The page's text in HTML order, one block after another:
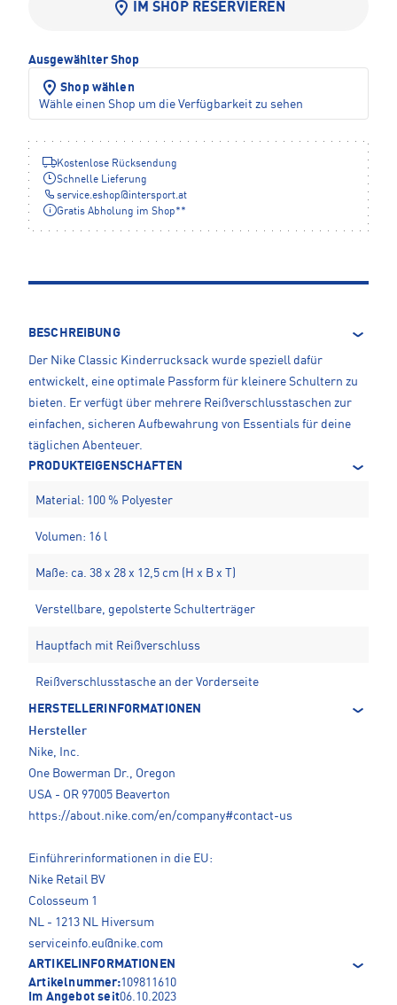
IM SHOP RESERVIEREN
Ausgewählter Shop
Shop wählen
Wähle einen Shop um die Verfügbarkeit zu sehen
Kostenlose Rücksendung
Schnelle Lieferung
service.eshop@ intersport.at
Gratis Abholung im Shop**
BESCHREIBUNG
Der Nike Classic Kinderrucksack wurde speziell dafür
entwickelt, eine optimale Passform für kleinere Schultern zu
bieten. Er verfügt über mehrere Reißverschlusstaschen zur
einfachen, sicheren Aufbewahrung von Essentials für deine
täglichen Abenteuer.
PRODUKTEIGENSCHAFTEN
Material: 100 % Polyester
Volumen: 16 l
Maße: ca. 38 x 28 x 12,5 cm (H x B x T)
Verstellbare, gepolsterte Schulterträger
Hauptfach mit Reißverschluss
Reißverschlusstasche an der Vorderseite
HERSTELLERINFORMATIONEN
Hersteller
Nike, Inc.
One Bowerman Dr., Oregon
USA - OR 97005 Beaverton
https://about.nike.com/en/company#contact-us
Einführerinformationen in die EU:
Nike Retail BV
Colosseum 1
NL - 1213 NL Hiversum
serviceinfo.eu@nike.com
ARTIKELINFORMATIONEN
Artikelnummer:109811610
Im Angebot seit06.10.2023